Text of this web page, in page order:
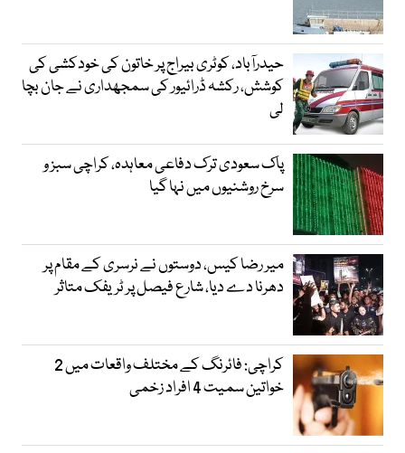
حیدرآباد، کوٹری بیراج پر خاتون کی خودکشی کی
کوشش، رکشہ ڈرائیور کی سمجھداری نے جان بچا
لی
پاک سعودی ترک دفاعی معاہدہ، کراچی سبز و
سرخ روشنیوں میں نہا گیا
میر رضا کیس، دوستوں نے نرسری کے مقام پر
دھرنا دے دیا، شارع فیصل پر ٹریفک متاثر
کراچی: فائرنگ کے مختلف واقعات میں 2
خواتین سمیت 4 افراد زخمی